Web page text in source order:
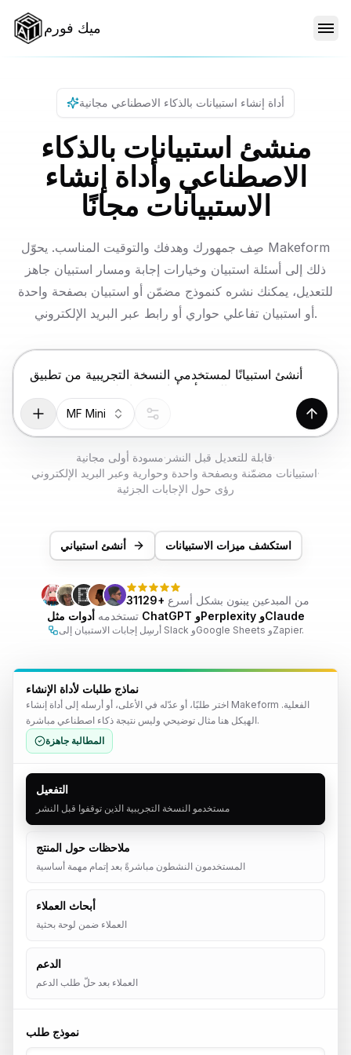
ميك فورم
الميزات
المدونة
الأسعار
تسجيل الدخول
أداة إنشاء استبيانات بالذكاء الاصطناعي مجانية
منشئ استبيانات بالذكاء
الاصطناعي وأداة إنشاء
الاستبيانات مجانًا
صِف جمهورك وهدفك والتوقيت المناسب. يحوّل Makeform
ذلك إلى أسئلة استبيان وخيارات إجابة ومسار استبيان جاهز
للتعديل، يمكنك نشره كنموذج مضمّن أو استبيان بصفحة واحدة
أو استبيان تفاعلي حواري أو رابط عبر البريد الإلكتروني.
اضغط Enter للإرسال، Shift+Enter لإضافة سطر جديد
MF Mini إنشاء
مسودة أولى مجانية· قابلة للتعديل قبل النشر·
استبيانات مضمّنة وبصفحة واحدة وحوارية وعبر البريد الإلكتروني·
رؤى حول الإجابات الجزئية
أنشئ استبياني استكشف ميزات الاستبيانات
31129+ من المبدعين يبنون بشكل أسرع
تستخدمه
أدوات مثل ChatGPT وPerplexity وClaude
أرسِل إجابات الاستبيان إلى Slack وGoogle Sheets وZapier.
نماذج طلبات لأداة الإنشاء
اختر طلبًا، أو عدّله في الأعلى، أو أرسله إلى أداة إنشاء Makeform الفعلية.
الهيكل هنا مثال توضيحي وليس نتيجة ذكاء اصطناعي مباشرة.
المطالبة جاهزة
التفعيل
مستخدمو النسخة التجريبية الذين توقفوا قبل النشر
ملاحظات حول المنتج
المستخدمون النشطون مباشرةً بعد إتمام مهمة أساسية
أبحاث العملاء
العملاء ضمن لوحة بحثية
الدعم
العملاء بعد حلّ طلب الدعم
نموذج طلب